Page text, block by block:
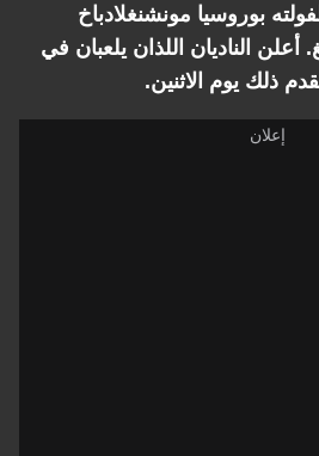
بوروسيا مونشنغلادباخ
أعلن الناديان اللذان يلعبان في
ذلك يوم الاثنين.